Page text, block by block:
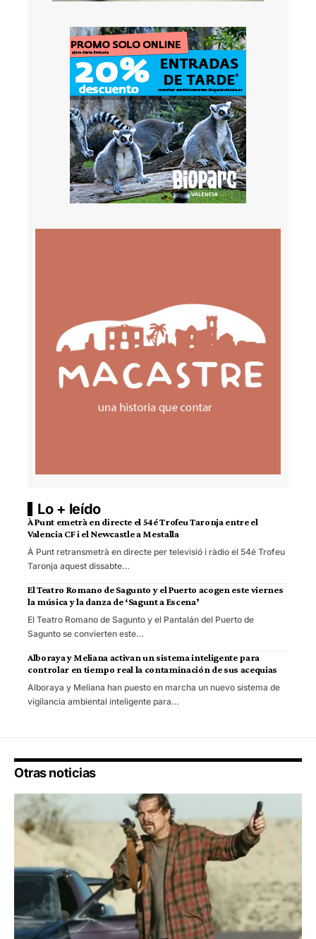
Lo + leído
À Punt emetrà en directe el 54é Trofeu Taronja entre el
Valencia CF i el Newcastle a Mestalla
À Punt retransmetrà en directe per televisió i ràdio el 54é Trofeu
Taronja aquest dissabte…
El Teatro Romano de Sagunto y el Puerto acogen este viernes
la música y la danza de ‘Sagunt a Escena’
El Teatro Romano de Sagunto y el Pantalán del Puerto de
Sagunto se convierten este…
Alboraya y Meliana activan un sistema inteligente para
controlar en tiempo real la contaminación de sus acequias
Alboraya y Meliana han puesto en marcha un nuevo sistema de
vigilancia ambiental inteligente para…
Otras noticias